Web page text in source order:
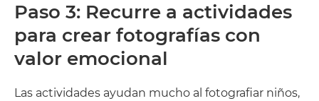
Paso 3: Recurre a actividades
para crear fotografías con
valor emocional
Las actividades ayudan mucho al fotografiar niños,